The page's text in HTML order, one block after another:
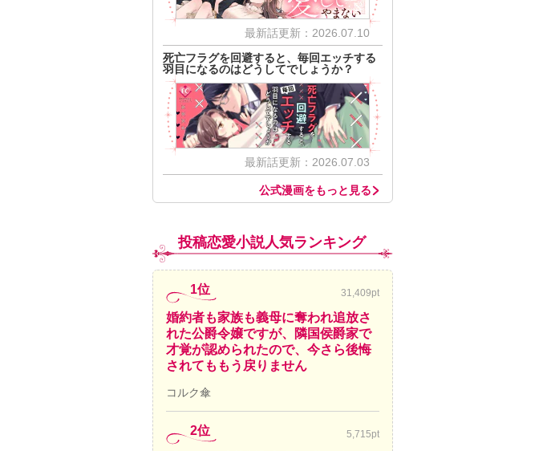
最新話更新：2026.07.10
死亡フラグを回避すると、毎回エッチする
羽目になるのはどうしてでしょうか？
最新話更新：2026.07.03
公式漫画をもっと見る
投稿恋愛小説人気ランキング
1位 31,409pt
婚約者も家族も義母に奪われ追放さ
れた公爵令嬢ですが、隣国侯爵家で
才覚が認められたので、今さら後悔
されてももう戻りません
コルク傘
2位 5,715pt